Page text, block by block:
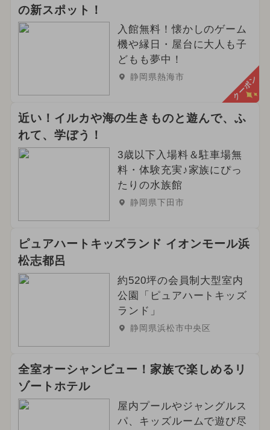
の新スポット！
入館無料！懐かしのゲーム
機や縁日・屋台に大人も子
どもも夢中！
静岡県熱海市 クーポン
近い！イルカや海の生きものと遊んで、ふ
れて、学ぼう！
3歳以下入場料＆駐車場無
料・体験充実♪家族にぴっ
たりの水族館
静岡県下田市
ピュアハートキッズランド イオンモール浜
松志都呂
約520坪の会員制大型室内
公園「ピュアハートキッズ
ランド」
静岡県浜松市中央区
全室オーシャンビュー！家族で楽しめるリ
ゾートホテル
屋内プールやジャングルス
パ、キッズルームで遊び尽